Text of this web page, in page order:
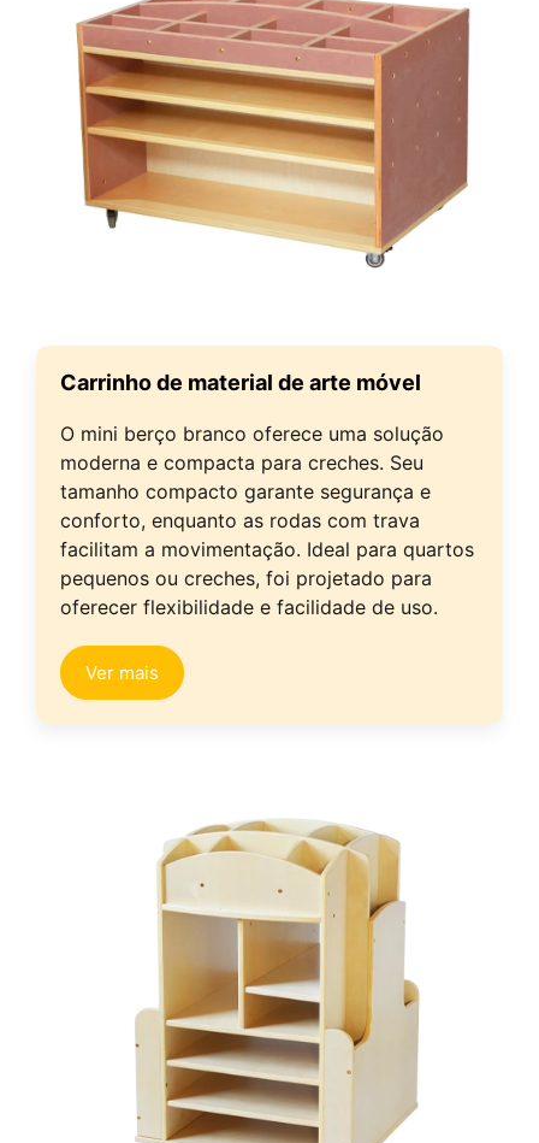
Carrinho de material de arte móvel
O mini berço branco oferece uma solução
moderna e compacta para creches. Seu
tamanho compacto garante segurança e
conforto, enquanto as rodas com trava
facilitam a movimentação. Ideal para quartos
pequenos ou creches, foi projetado para
oferecer flexibilidade e facilidade de uso.
Ver mais